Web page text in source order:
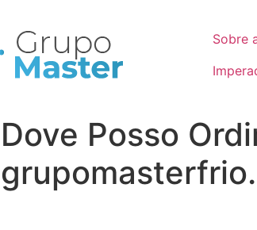
Sobre
Dove Posso